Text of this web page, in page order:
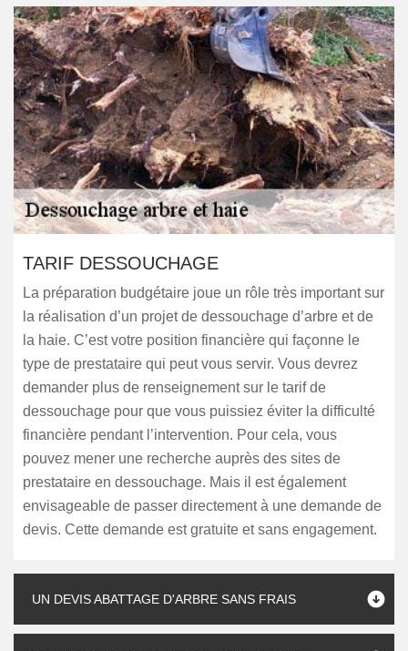
TARIF DESSOUCHAGE
La préparation budgétaire joue un rôle très important sur
la réalisation d’un projet de dessouchage d’arbre et de
la haie. C’est votre position financière qui façonne le
type de prestataire qui peut vous servir. Vous devrez
demander plus de renseignement sur le tarif de
dessouchage pour que vous puissiez éviter la difficulté
financière pendant l’intervention. Pour cela, vous
pouvez mener une recherche auprès des sites de
prestataire en dessouchage. Mais il est également
envisageable de passer directement à une demande de
devis. Cette demande est gratuite et sans engagement.
UN DEVIS ABATTAGE D'ARBRE SANS FRAIS